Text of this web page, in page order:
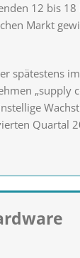
12 bis
Markt
spätestens
„supply
Quartal